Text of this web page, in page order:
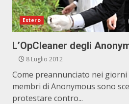
Estero
L’OpCleaner degli
8 Luglio 2012
Come preannunciato nei
membri di Anonymous sono
protestare contro...